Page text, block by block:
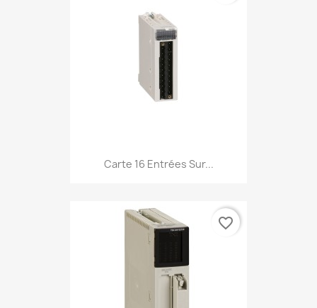
Carte 16 Entrées Sur...
favorite_border